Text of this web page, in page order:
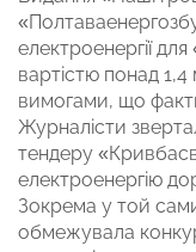
електроенергії
вартістю понад
вимогами, що
Журналісти
тендеру
електроенергію
Зокрема у той
обмежувала